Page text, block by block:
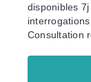
disponibles
Consultation